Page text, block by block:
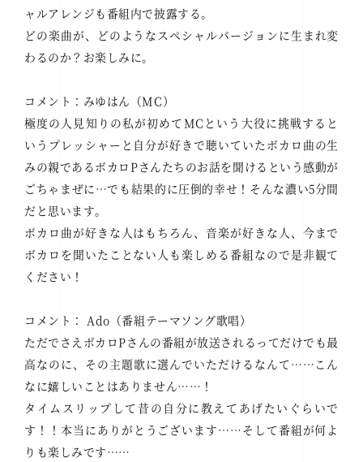
ャルアレンジも番組内で披露する。
どの楽曲が、どのようなスペシャルバージョンに生まれ変
わるのか？お楽しみに。
コメント：みゆはん（MC）
極度の人見知りの私が初めてMCという大役に挑戦すると
いうプレッシャーと自分が好きで聴いていたボカロ曲の生
みの親であるボカロPさんたちのお話を聞けるという感動が
ごちゃまぜに…でも結果的に圧倒的幸せ！そんな濃い5分間
だと思います。
ボカロ曲が好きな人はもちろん、音楽が好きな人、今まで
ボカロを聞いたことない人も楽しめる番組なので是非観て
ください！
コメント： Ado（番組テーマソング歌唱）
ただでさえボカロPさんの番組が放送されるってだけでも最
高なのに、その主題歌に選んでいただけるなんて……こん
なに嬉しいことはありません……！
タイムスリップして昔の自分に教えてあげたいぐらいで
す！！本当にありがとうございます……そして番組が何よ
りも楽しみです……